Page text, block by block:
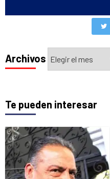
Archivos
Archivos
Te pueden interesar